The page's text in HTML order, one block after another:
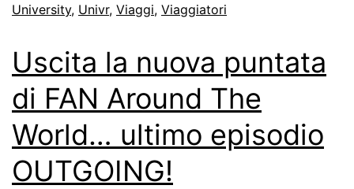
University, Univr, Viaggi, Viaggiatori
Uscita la nuova puntata
di FAN Around The
World… ultimo episodio
OUTGOING!